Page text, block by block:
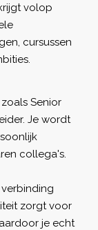
volop
cursussen
Senior
Je wordt
collega's.
zorgt voor
je echt